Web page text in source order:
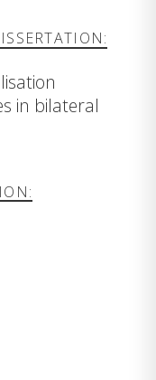
in bilateral